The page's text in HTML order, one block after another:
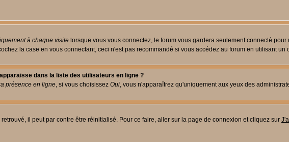
à chaque visite lorsque vous vous connectez, le forum vous gardera seulement connecté
la case en vous connectant, ceci n'est pas recommandé si vous accédez au forum en utilisant
dans la liste des utilisateurs en ligne ?
présence en ligne, si vous choisissez Oui, vous n'apparaîtrez qu'uniquement aux yeux des
il peut par contre être réinitialisé. Pour ce faire, aller sur la page de connexion et cliquez sur